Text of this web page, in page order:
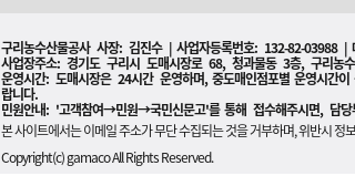
구리농수산물공사 사장: 김진수 | 사업자등록번호: 132-82-03988 |
사업장주소: 경기도 구리시 도매시장로 68, 청과물동 3층, 구리농
운영시간: 도매시장은 24시간 운영하며, 중도매인점포별 운영시
랍니다.
민원안내: '고객참여→민원→국민신문고'를 통해 접수해주시면, 담
본 사이트에서는 이메일 주소가 무단 수집되는 것을 거부하며, 위반시 정
Copyright(c) gamaco All Rights Reserved.